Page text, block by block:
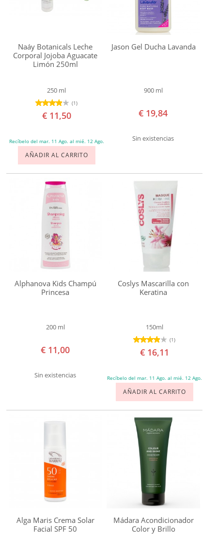
Naáy Botanicals Leche
Corporal Jojoba Aguacate
Limón 250ml
250 ml
(1)
€ 11,50
Recíbelo del mar. 11 Ago. al mié. 12 Ago.
AÑADIR AL CARRITO
Jason Gel Ducha Lavanda
900 ml
€ 19,84
Sin existencias
Alphanova Kids Champú
Princesa
200 ml
€ 11,00
Sin existencias
Coslys Mascarilla con
Keratina
150ml
(1)
€ 16,11
Recíbelo del mar. 11 Ago. al mié. 12 Ago.
AÑADIR AL CARRITO
Alga Maris Crema Solar
Facial SPF 50
Mádara Acondicionador
Color y Brillo
débil
Cabello
Cuero
cabelludo
Alga
Biocosmetics
Benecos